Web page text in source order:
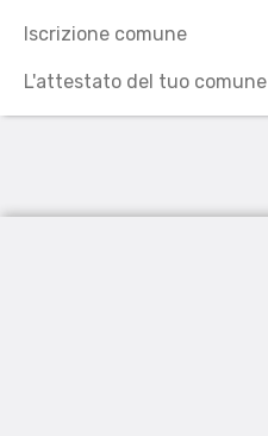
Iscrizione comune
L'attestato del tuo comune